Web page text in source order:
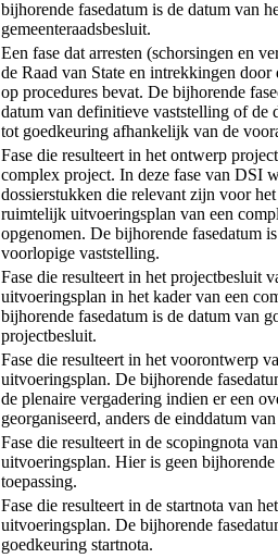
bijhorende fasedatum is de datum van
gemeenteraadsbesluit.
Een fase dat arresten (schorsingen en
de Raad van State en intrekkingen door
op procedures bevat. De bijhorende
datum van definitieve vaststelling of de
tot goedkeuring afhankelijk van de
Fase die resulteert in het ontwerp
complex project. In deze fase van DSI
dossierstukken die relevant zijn voor
ruimtelijk uitvoeringsplan van een
opgenomen. De bijhorende fasedatum
voorlopige vaststelling.
Fase die resulteert in het projectbesluit
uitvoeringsplan in het kader van een
bijhorende fasedatum is de datum van
projectbesluit.
Fase die resulteert in het voorontwerp
uitvoeringsplan. De bijhorende
de plenaire vergadering indien er een
georganiseerd, anders de einddatum
Fase die resulteert in de scopingnota
uitvoeringsplan. Hier is geen bijhorende
toepassing.
Fase die resulteert in de startnota van
uitvoeringsplan. De bijhorende
goedkeuring startnota.